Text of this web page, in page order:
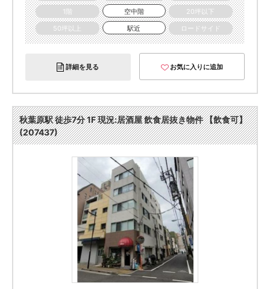
1階
空中階
20坪以下
50坪以上
駅近 ロードサイド
詳細を見る お気に入りに追加
秋葉原駅 徒歩7分 1F 現況:居酒屋 飲食居抜き物件 【飲食可】
(207437)